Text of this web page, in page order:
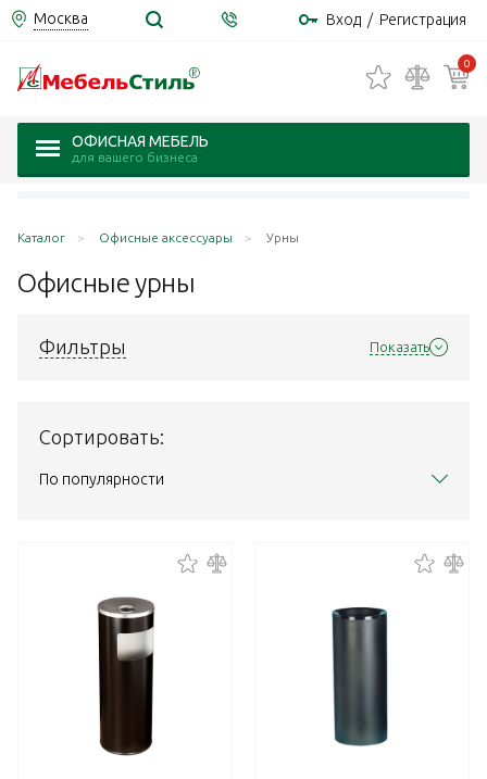
Москва Вход / Регистрация
0
ОФИСНАЯ МЕБЕЛЬ
для вашего бизнеса
Каталог Офисные аксессуары Урны
Офисныеурны
Фильтры Показать
Сортировать:
По популярности